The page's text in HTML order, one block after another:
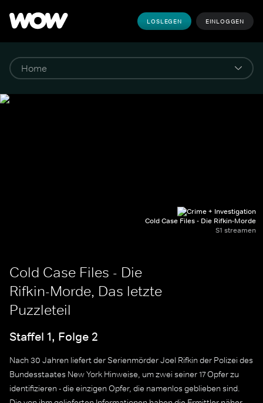
LOSLEGEN EINLOGGEN
Cold Case Files - Die Rifkin-Morde
S1 streamen
Cold Case Files - Die
Rifkin-Morde, Das letzte
Puzzleteil
Staffel 1, Folge 2
Nach 30 Jahren liefert der Serienmörder Joel Rifkin der Polizei des
Bundesstaates New York Hinweise, um zwei seiner 17 Opfer zu
identifizieren - die einzigen Opfer, die namenlos geblieben sind.